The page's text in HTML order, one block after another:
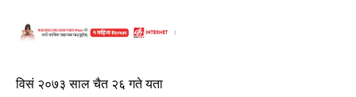
विसं २०७३ साल चैत २६ गते यता